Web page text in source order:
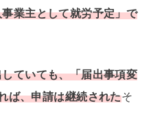
業主として就労予定」で
ていても、「届出事項変
ば、申請は継続されたそ